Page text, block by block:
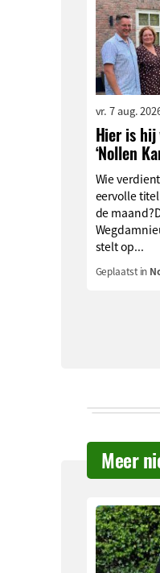
vr. 7 aug.
Hier is hij
‘Nollen
Wie
eervolle
de
stelt op...
Geplaatst in
Meer